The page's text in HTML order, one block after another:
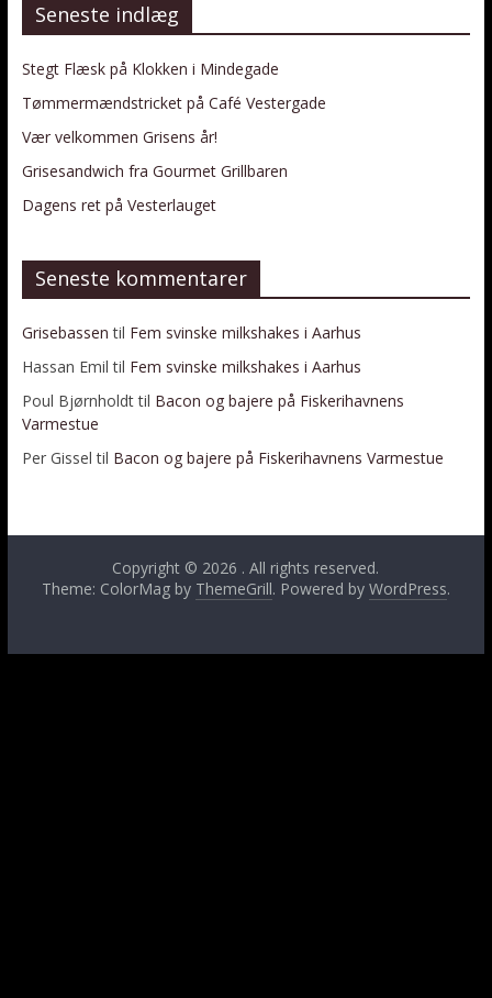
Seneste indlæg
Stegt Flæsk på Klokken i Mindegade
Tømmermændstricket på Café Vestergade
Vær velkommen Grisens år!
Grisesandwich fra Gourmet Grillbaren
Dagens ret på Vesterlauget
Seneste kommentarer
Grisebassen til Fem svinske milkshakes i Aarhus
Hassan Emil til Fem svinske milkshakes i Aarhus
Poul Bjørnholdttil Bacon og bajere på Fiskerihavnens
Varmestue
Per Gissel til Bacon og bajere på Fiskerihavnens Varmestue
Copyright © 2026 . All rights reserved.
Theme: ColorMag by ThemeGrill. Powered by WordPress.